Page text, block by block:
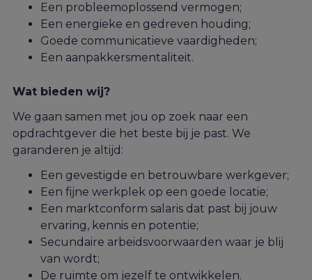
Een probleemoplossend vermogen;
Een energieke en gedreven houding;
Goede communicatieve vaardigheden;
Een aanpakkersmentaliteit.
Wat bieden wij?
We gaan samen met jou op zoek naar een
opdrachtgever die het beste bij je past. We
garanderen je altijd:
Een gevestigde en betrouwbare werkgever;
Een fijne werkplek op een goede locatie;
Een marktconform salaris dat past bij jouw
ervaring, kennis en potentie;
Secundaire arbeidsvoorwaarden waar je blij
van wordt;
De ruimte om jezelf te ontwikkelen.